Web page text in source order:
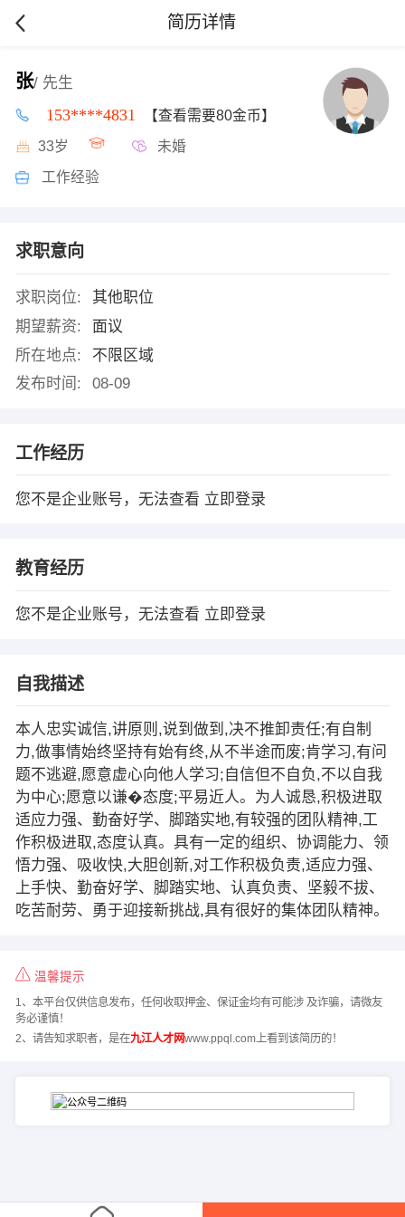
简历详情
张/ 先生
153****4831 【查看需要80金币】
33岁 未婚
工作经验
求职意向
求职岗位:
其他职位
期望薪资:
面议
所在地点:
不限区域
发布时间:
08-09
工作经历
您不是企业账号，无法查看 立即登录
教育经历
您不是企业账号，无法查看 立即登录
自我描述
本人忠实诚信,讲原则,说到做到,决不推卸责任;有自制
力,做事情始终坚持有始有终,从不半途而废;肯学习,有问
题不逃避,愿意虚心向他人学习;自信但不自负,不以自我
为中心;愿意以谦�态度;平易近人。为人诚恳,积极进取
适应力强、勤奋好学、脚踏实地,有较强的团队精神,工
作积极进取,态度认真。具有一定的组织、协调能力、领
悟力强、吸收快,大胆创新,对工作积极负责,适应力强、
上手快、勤奋好学、脚踏实地、认真负责、坚毅不拔、
吃苦耐劳、勇于迎接新挑战,具有很好的集体团队精神。
温馨提示
1、本平台仅供信息发布，任何收取押金、保证金均有可能涉 及诈骗，请微友
务必谨慎！
2、请告知求职者，是在九江人才网www.ppql.com上看到该简历的！